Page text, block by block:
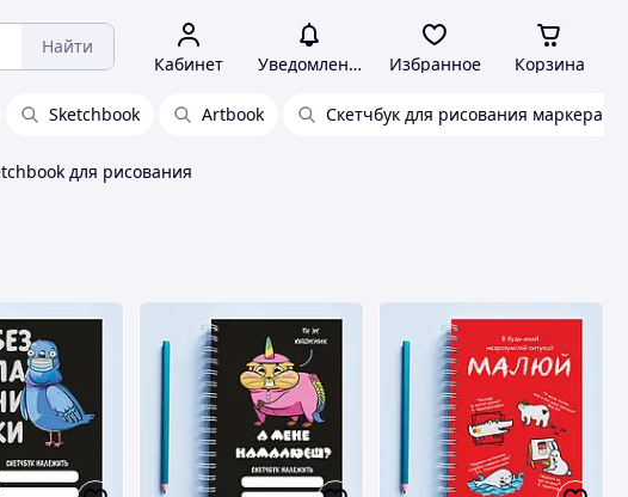
Найти
Кабинет Уведомления Избранное Корзина
Sketchbook Artbook Скетчбук для рисования маркерами
для рисования